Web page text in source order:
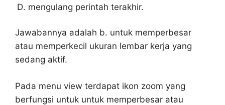
mengulang perintah terakhir.
Jawabannya adalah b. untuk memperbesar
atau memperkecil ukuran lembar kerja yang
sedang aktif.
Pada menu view terdapat ikon zoom yang
berfungsi untuk untuk memperbesar atau